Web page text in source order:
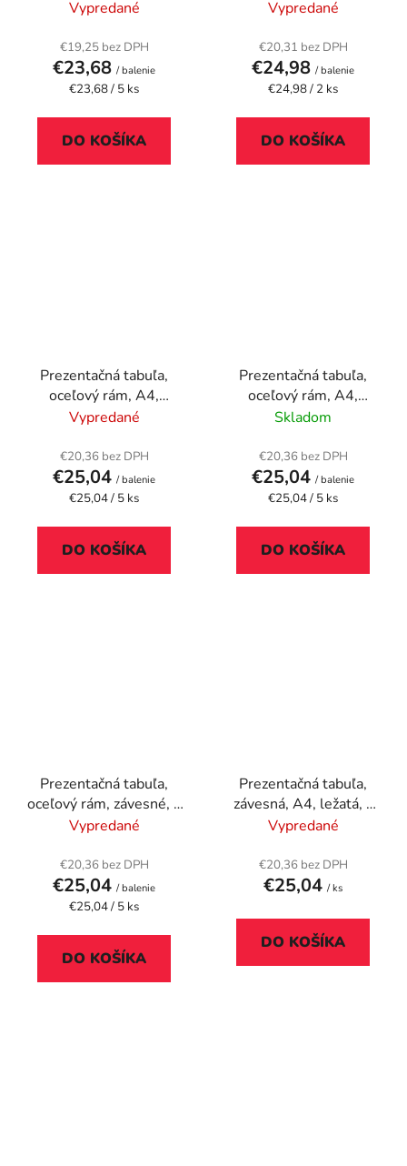
žltá
Vypredané
€19,25 bez DPH
€23,68 / balenie
Jednotková
€23,68 / 5 ks
DO KOŠÍKA
strana, A4, DJOIS
Vypredané
€20,31 bez DPH
€24,98 / balenie
Jednotková
€24,98 / 2 ks
DO KOŠÍKA
Prezentačná tabuľa,
oceľový rám, A4,
stojatá, kovové uško,
Vypredané
€20,36 bez DPH
€25,04 / balenie
Jednotková
€25,04 / 5 ks
DO KOŠÍKA
Prezentačná tabuľa,
oceľový rám, A4,
stojatá, kovové uško,
Skladom
€20,36 bez DPH
€25,04 / balenie
Jednotková
€25,04 / 5 ks
DO KOŠÍKA
Prezentačná tabuľa,
oceľový rám, závesné, s
uškom, A4, DJOIS, mix
Vypredané
€20,36 bez DPH
€25,04 / balenie
Jednotková
€25,04 / 5 ks
DO KOŠÍKA
Prezentačná tabuľa,
závesná, A4, ležatá, s
kovovým uškom,
Vypredané
€20,36 bez DPH
€25,04 / ks
DO KOŠÍKA